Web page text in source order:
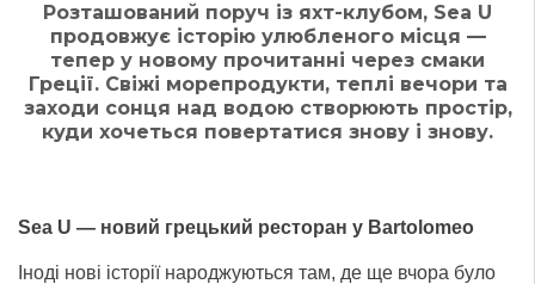
Розташований поруч із яхт-клубом, Sea U
продовжує історію улюбленого місця —
тепер у новому прочитанні через смаки
Греції. Свіжі морепродукти, теплі вечори та
заходи сонця над водою створюють простір,
куди хочеться повертатися знову і знову.
Sea U — новий грецький ресторан у Bartolomeo
Іноді нові історії народжуються там, де ще вчора було